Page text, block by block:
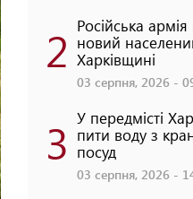
2 Російська
новий
Харківщині
03 серпня, 2026 -
3 У передмісті
пити воду з
посуд
03 серпня, 2026 -